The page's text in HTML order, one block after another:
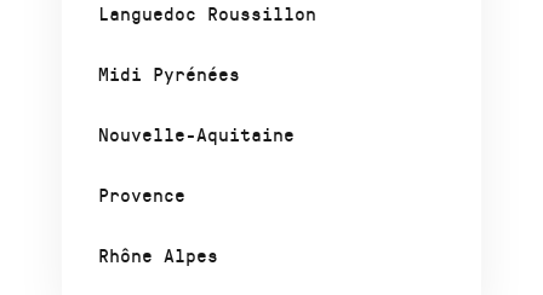
Languedoc Roussillon
Midi Pyrénées
Nouvelle-Aquitaine
Provence
Rhône Alpes